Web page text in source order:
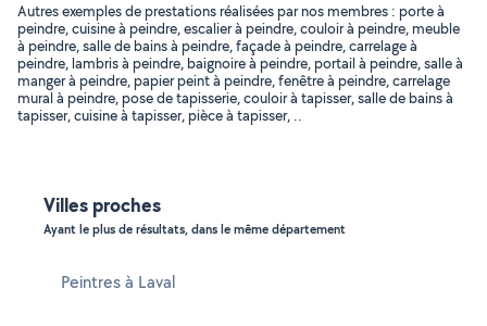
Autres exemples de prestations réalisées par nos membres : porte à
peindre, cuisine à peindre, escalier à peindre, couloir à peindre, meuble
à peindre, salle de bains à peindre, façade à peindre, carrelage à
peindre, lambris à peindre, baignoire à peindre, portail à peindre, salle à
manger à peindre, papier peint à peindre, fenêtre à peindre, carrelage
mural à peindre, pose de tapisserie, couloir à tapisser, salle de bains à
tapisser, cuisine à tapisser, pièce à tapisser, ..
Villes proches
Ayant le plus de résultats, dans le même département
Peintres à Laval